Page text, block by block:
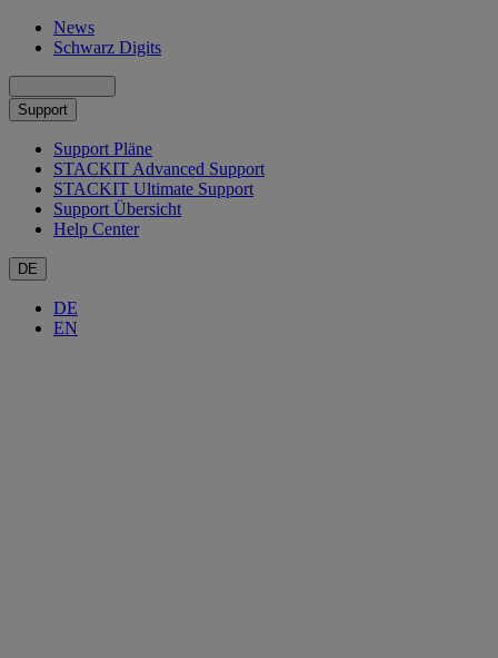
News
Schwarz Digits
Support
Support Pläne
STACKIT Advanced Support
STACKIT Ultimate Support
Support Übersicht
Help Center
DE
DE
EN